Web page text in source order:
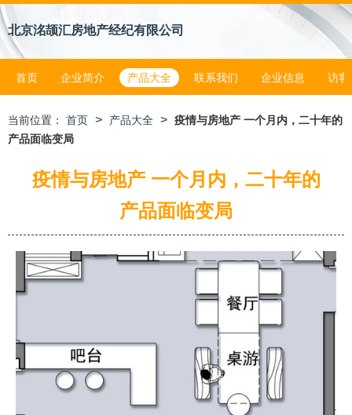
北京洺颉汇房地产经纪有限公司
首页 企业简介 产品大全 联系我们 企业信息 访客
当前位置： 首页 > 产品大全 > 疫情与房地产 一个月内，二十年的
产品面临变局
疫情与房地产 一个月内，二十年的
产品面临变局